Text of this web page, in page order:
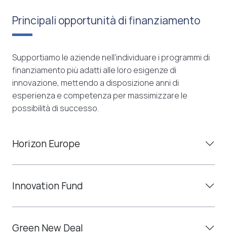
Principali opportunità di finanziamento
Supportiamo le aziende nell’individuare i programmi di
finanziamento più adatti alle loro esigenze di
innovazione, mettendo a disposizione anni di
esperienza e competenza per massimizzare le
possibilità di successo.
Horizon Europe
Innovation Fund
Green New Deal